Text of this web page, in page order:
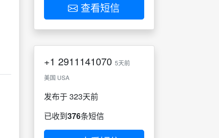
查看短信
+1 2911141070 5天前
美国 USA
发布于 323天前
已收到376条短信